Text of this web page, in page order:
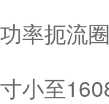
功率扼流
寸小至